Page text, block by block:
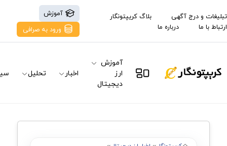
تبلیغات و درج آگهی
بلاگ کریپتونگار
ارتباط با ما
درباره ما
آموزش
ورود به صرافی
آموزش
ارز
دیجیتال
اخبار تحلیل